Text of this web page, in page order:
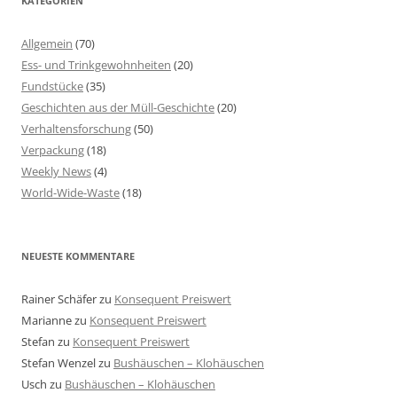
Allgemein (70)
Ess- und Trinkgewohnheiten (20)
Fundstücke(35)
Geschichten aus der Müll-Geschichte(20)
Verhaltensforschung(50)
Verpackung(18)
Weekly News(4)
World-Wide-Waste(18)
NEUESTE KOMMENTARE
Rainer Schäferzu Konsequent Preiswert
Mariannezu Konsequent Preiswert
Stefan zu Konsequent Preiswert
Stefan Wenzelzu Bushäuschen – Klohäuschen
Usch zu Bushäuschen – Klohäuschen